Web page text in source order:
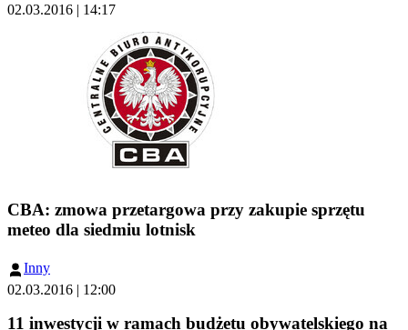
02.03.2016 | 14:17
CBA: zmowa przetargowa przy zakupie sprzętu
meteo dla siedmiu lotnisk
Inny
02.03.2016 | 12:00
11 inwestycji w ramach budżetu obywatelskiego na